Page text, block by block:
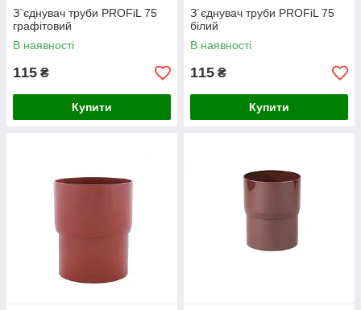
З`єднувач труби PROFiL 75
графiтовий
В наявності
115 ₴
Купити
З`єднувач труби PROFiL 75
білий
В наявності
115 ₴
Купити